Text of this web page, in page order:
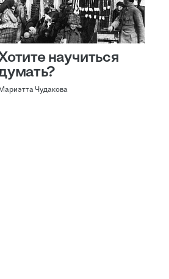
научиться
Мариэтта Чудакова